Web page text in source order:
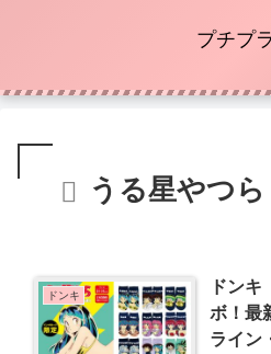
プチプ
うる星やつら
ドンキ
ドン
ボ！最
ライン